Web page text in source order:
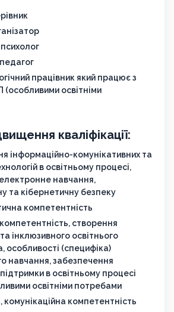
працівник який працює з
(особливими освітніми
кваліфікації:
інформаційно-комунікативних та
в освітньому процесі,
навчання,
та кібернетичну безпеку
компетентність
створення
інклюзивного освітнього
особливості (специфіка)
навчання, забезпечення
в освітньому процесі
освітніми потребами
компетентність